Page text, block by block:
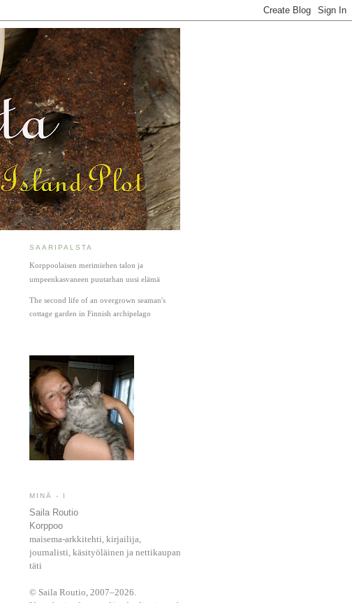
SAARIPALSTA
Korppoolaisen merimiehen talon ja
umpeenkasvaneen puutarhan uusi elämä
The second life of an overgrown seaman's
cottage garden in Finnish archipelago
MINÄ - I
Saila Routio
Korppoo
maisema-arkkitehti, kirjailija,
journalisti, käsityöläinen ja nettikaupan
täti
© Saila Routio, 2007–2026.